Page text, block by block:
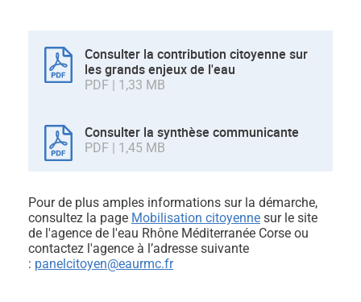
Consulter la contribution citoyenne sur
les grands enjeux de l'eau
PDF | 1,33 MB
Consulter la synthèse communicante
PDF | 1,45 MB
Pour de plus amples informations sur la démarche,
consultez la page Mobilisation citoyenne sur le site
de l'agence de l'eau Rhône Méditerranée Corse ou
contactez l'agence à l’adresse suivante
: panelcitoyen@eaurmc.fr